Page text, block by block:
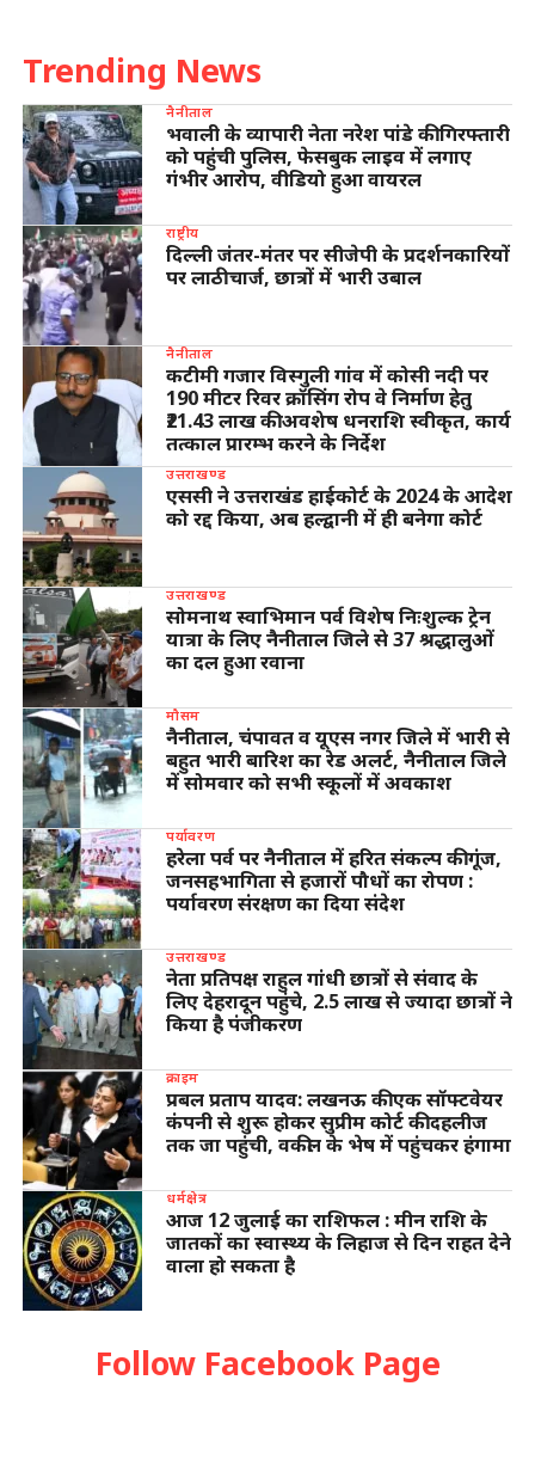
Trending News
नैनीताल
भवाली के व्यापारी नेता नरेश पांडे की गिरफ्तारी
को पहुंची पुलिस, फेसबुक लाइव में लगाए
गंभीर आरोप, वीडियो हुआ वायरल
राष्ट्रीय
दिल्ली जंतर-मंतर पर सीजेपी के प्रदर्शनकारियों
पर लाठीचार्ज, छात्रों में भारी उबाल
नैनीताल
कटीमी गजार विस्गुली गांव में कोसी नदी पर
190 मीटर रिवर क्रॉसिंग रोप वे निर्माण हेतु
₹21.43 लाख की अवशेष धनराशि स्वीकृत, कार्य
तत्काल प्रारम्भ करने के निर्देश
उत्तराखण्ड
एससी ने उत्तराखंड हाईकोर्ट के 2024 के आदेश
को रद्द किया, अब हल्द्वानी में ही बनेगा कोर्ट
उत्तराखण्ड
सोमनाथ स्वाभिमान पर्व विशेष निःशुल्क ट्रेन
यात्रा के लिए नैनीताल जिले से 37 श्रद्धालुओं
का दल हुआ रवाना
मौसम
नैनीताल, चंपावत व यूएस नगर जिले में भारी से
बहुत भारी बारिश का रेड अलर्ट, नैनीताल जिले
में सोमवार को सभी स्कूलों में अवकाश
पर्यावरण
हरेला पर्व पर नैनीताल में हरित संकल्प की गूंज,
जनसहभागिता से हजारों पौधों का रोपण :
पर्यावरण संरक्षण का दिया संदेश
उत्तराखण्ड
नेता प्रतिपक्ष राहुल गांधी छात्रों से संवाद के
लिए देहरादून पहुंचे, 2.5 लाख से ज्यादा छात्रों ने
किया है पंजीकरण
क्राइम
प्रबल प्रताप यादव: लखनऊ की एक सॉफ्टवेयर
कंपनी से शुरू होकर सुप्रीम कोर्ट की दहलीज
तक जा पहुंची, वकील के भेष में पहुंचकर हंगामा
धर्मक्षेत्र
आज 12 जुलाई का राशिफल : मीन राशि के
जातकों का स्वास्थ्य के लिहाज से दिन राहत देने
वाला हो सकता है
Follow Facebook Page